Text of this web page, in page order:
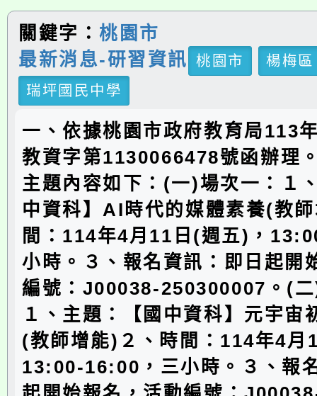
關鍵字：桃園市
最新消息-研習資訊
桃園市
楊梅區
瑞坪國民中學
一、依據桃園市政府教育局113
教資字第1130066478號函辦理
主題內容如下：(一)場次一：１
中資科】AI時代的媒體素養(教
間：114年4月11日(週五)，
小時。３、報名資訊：即日起開
編號：J00038-250300007。(
１、主題：【國中資科】元宇宙
(教師增能)２、時間：114年4月
13:00-16:00，三小時。３、報